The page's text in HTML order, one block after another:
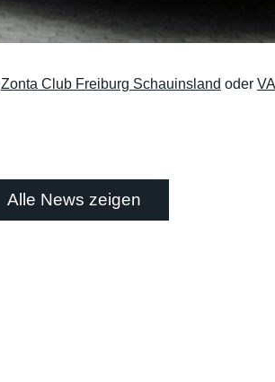
Zonta Club Freiburg Schauinsland oder
Alle News zeigen